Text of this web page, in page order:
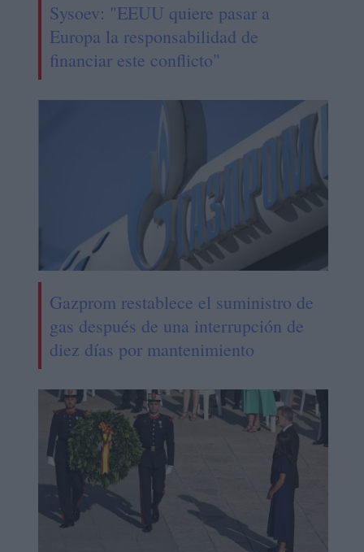
Sysoev: "EEUU quiere pasar a
Europa la responsabilidad de
financiar este conflicto"
Gazprom restablece el suministro de
gas después de una interrupción de
diez días por mantenimiento